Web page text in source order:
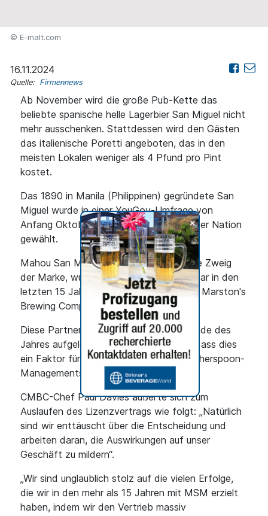
+
© E-malt.com
16.11.2024
Quelle: Firmennews
Ab November wird die große Pub-Kette das
beliebte spanische helle Lagerbier San Miguel nicht
mehr ausschenken. Stattdessen wird den Gästen
das italienische Poretti angeboten, das in den
meisten Lokalen weniger als 4 Pfund pro Pint
kostet.
Das 1890 in Manila (Philippinen) gegründete San
Miguel wurde in einer YouGov-Umfrage von
Anfang Oktober zum beliebtesten Bier der Nation
gewählt.
Mahou San Miguel (MSM), der spanische Zweig
der Marke, wurde 1953 gegründet und war in den
letzten 15 Jahren Partner von Carlsberg Marston's
Brewing Company (CMBC).
Diese Partnerschaft wird jedoch zum Ende des
Jahres aufgelöst, und viele spekulieren, dass dies
ein Faktor für die Entscheidung des Wetherspoon-
Managements ist.
CMBC-Chef Paul Davies äußerte sich zum
Auslaufen des Lizenzvertrags wie folgt: „Natürlich
sind wir enttäuscht über die Entscheidung und
arbeiten daran, die Auswirkungen auf unser
Geschäft zu mildern“.
„Wir sind unglaublich stolz auf die vielen Erfolge,
die wir in den mehr als 15 Jahren mit MSM erzielt
haben, indem wir den Vertrieb massiv